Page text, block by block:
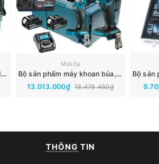
Bộ sản phẩm dùng pin 18v Makita DLX3131JX1(DGA404Z+DHR242Z+DTW285Z)
Makita
Bộ sản phẩm máy khoan búa, máy bắn vít dùng pin 18v Makita DLX2443JX1(DDF486Z+DTD157Z)
13.013.000₫ 18.478.460₫
THÔNG TIN